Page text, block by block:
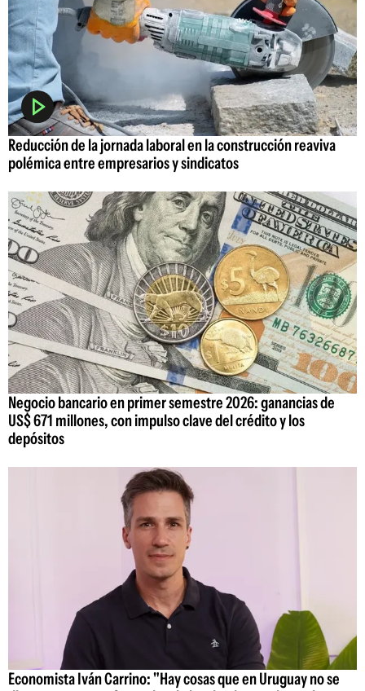
Reducción de la jornada laboral en la construcción reaviva
polémica entre empresarios y sindicatos
Negocio bancario en primer semestre 2026: ganancias de
US$ 671 millones, con impulso clave del crédito y los
depósitos
Economista Iván Carrino: "Hay cosas que en Uruguay no se